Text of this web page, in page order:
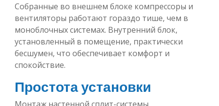
Собранные во внешнем блоке компрессоры и
вентиляторы работают гораздо тише, чем в
моноблочных системах. Внутренний блок,
установленный в помещение, практически
бесшумен, что обеспечивает комфорт и
спокойствие.
Простота установки